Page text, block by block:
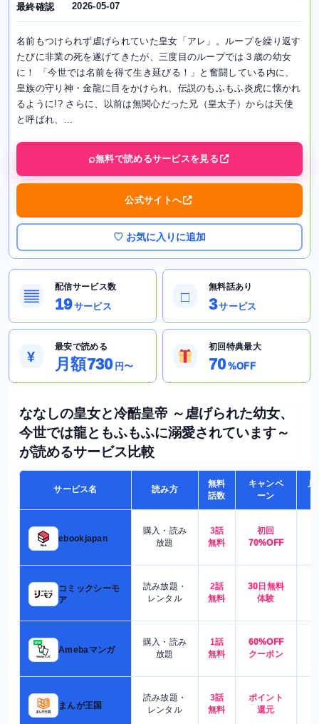
最終確認 2026-05-07
名前もつけられず虐げられていた皇女「アレ」。ループを繰り返す
たびに非業の死を遂げてきたが、三度目のループでは３歳の幼女
に！ 「今世では名前を得て生き延びる！」と奮闘している内に、
皇族の守り神・金龍に目をかけられ、伝説のもふもふ炎虎に懐かれ
るように!? さらに、以前は無関心だった兄（皇太子）からは天使
と呼ばれ、...
無料で読めるサービスを見る
公式サイトへ
♡ お気に入りに追加
▤
配信サービス数
19サービス
□
無料話あり
3サービス
¥
最安で読める
月額730 円〜
初回特典最大
70%OFF
ななしの皇女と冷酷皇帝 ～虐げられた幼女、
今世では龍ともふもふに溺愛されています～
が読めるサービス比較
サービス名 読み方
無料
話数
キャンペ
ーン
月
ebookjapan
購入・読み
放題
3話
無料
初回
70%OFF
コミックシーモ
ア
読み放題・
レンタル
2話
無料
30日無料
体験
Amebaマンガ
購入・読み
放題
1話
無料
60%OFF
クーポン
まんが王国
読み放題・
レンタル
3話
無料
ポイント
還元